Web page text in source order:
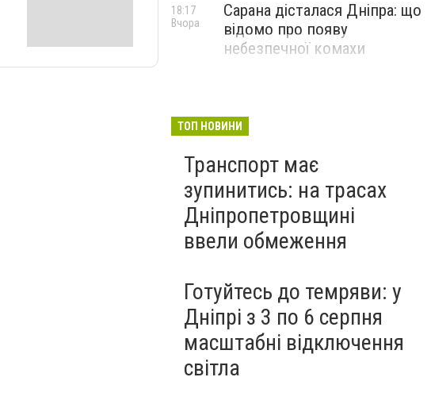
Сарана дісталася Дніпра: що
відомо про появу
небезпечної комахи
18:17
Вчора
ТОП НОВИНИ
Транспорт має
зупинитись: на трасах
Дніпропетровщині
ввели обмеження
Готуйтесь до темряви: у
Дніпрі з 3 по 6 серпня
масштабні відключення
світла